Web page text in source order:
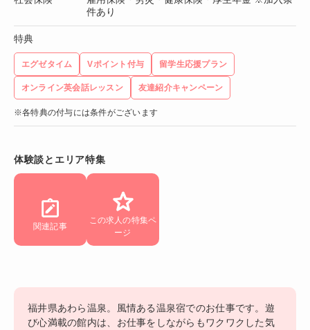
件あり
特典
エグゼタイム Vポイント付与 留学生応援プラン
オンライン英会話レッスン 友達紹介キャンペーン
※各特典の付与には条件がございます
体験談とエリア特集
関連記事
この求人の特集ペ
ージ
福井県あわら温泉。風情ある温泉宿でのお仕事です。遊
び心満載の館内は、お仕事をしながらもワクワクした気